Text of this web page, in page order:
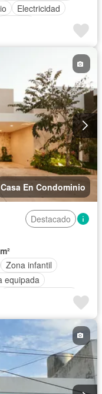
Electricidad
Casa En Condominio
Destacado
Zona infantil
equipada